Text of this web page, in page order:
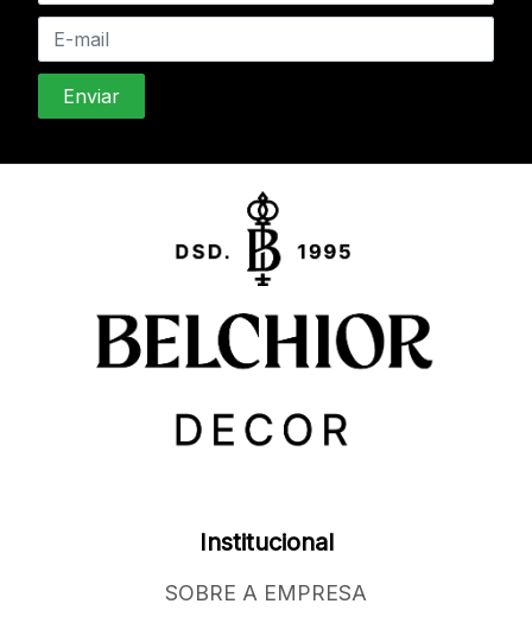
Institucional
SOBRE A EMPRESA